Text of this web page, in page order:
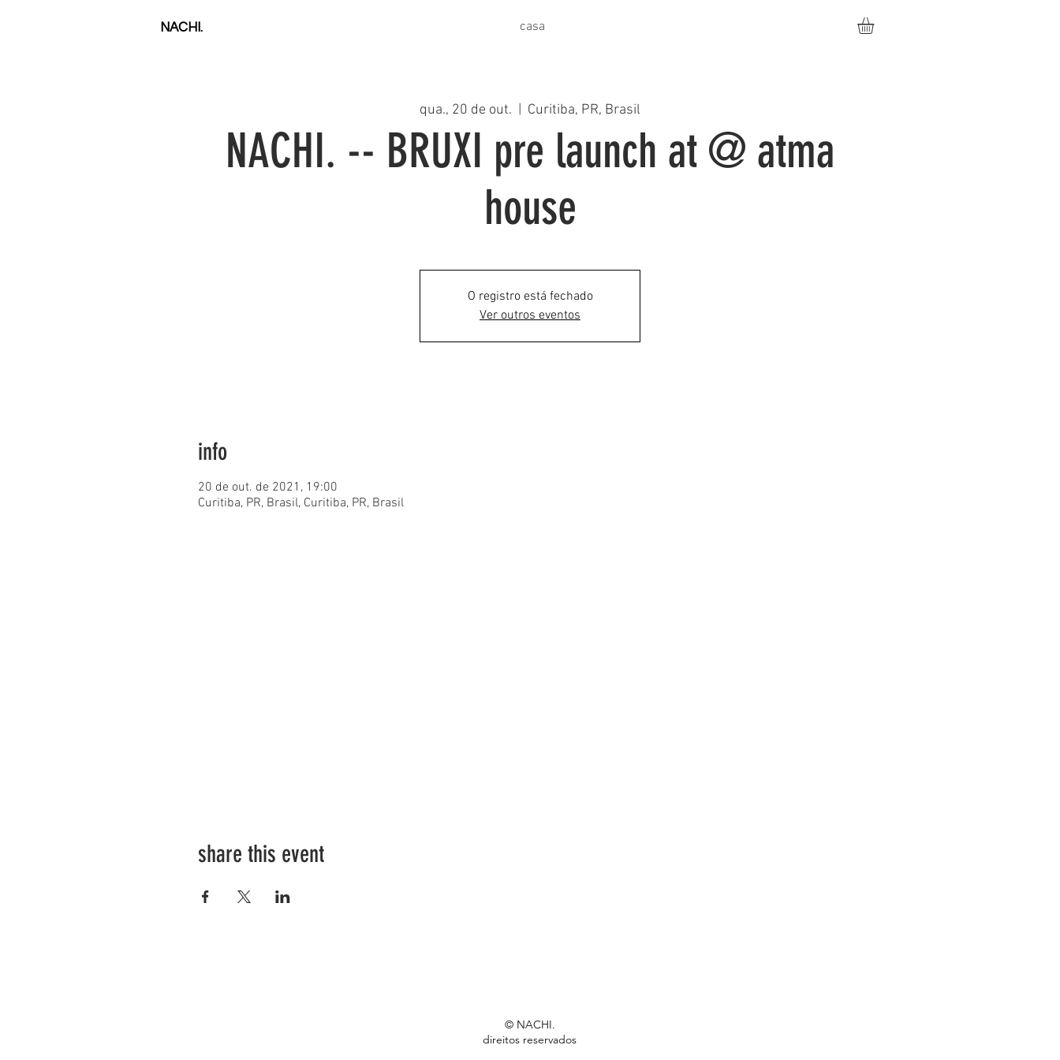
NACHI. casa
qua., 20 de out. Curitiba, PR, Brasil
NACHI. -- BRUXI pre launch at @ atma
house
O registro está fechado
Ver outros eventos
info
20 de out. de 2021, 19:00
Curitiba, PR, Brasil, Curitiba, PR, Brasil
share this event
© NACHI.
direitos reservados